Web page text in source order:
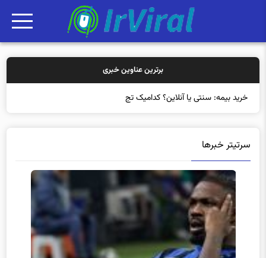
برترین عناوین خبری
خرید بیمه: سنتی یا آنلاین؟ کدامیک تجربه بهتری
سرتیتر خبرها